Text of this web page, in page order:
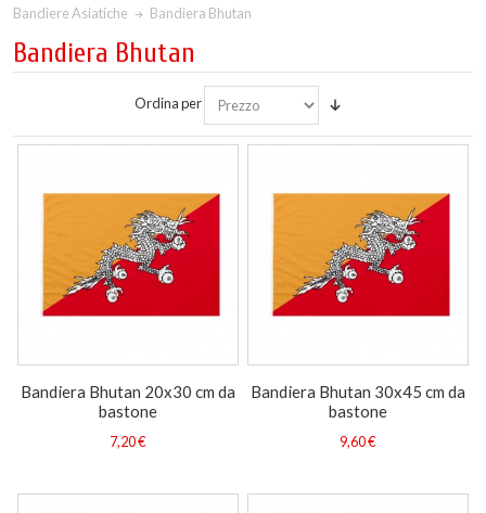
Bandiere Asiatiche
Bandiera Bhutan
Bandiera Bhutan
Ordina per
Bandiera Bhutan 20x30 cm da
bastone
7,20 €
Bandiera Bhutan 30x45 cm da
bastone
9,60 €